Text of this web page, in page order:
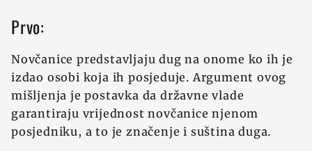
Prvo:
Novčanice predstavljaju dug na onome ko ih je
izdao osobi koja ih posjeduje. Argument ovog
mišljenja je postavka da državne vlade
garantiraju vrijednost novčanice njenom
posjedniku, a to je značenje i suština duga.